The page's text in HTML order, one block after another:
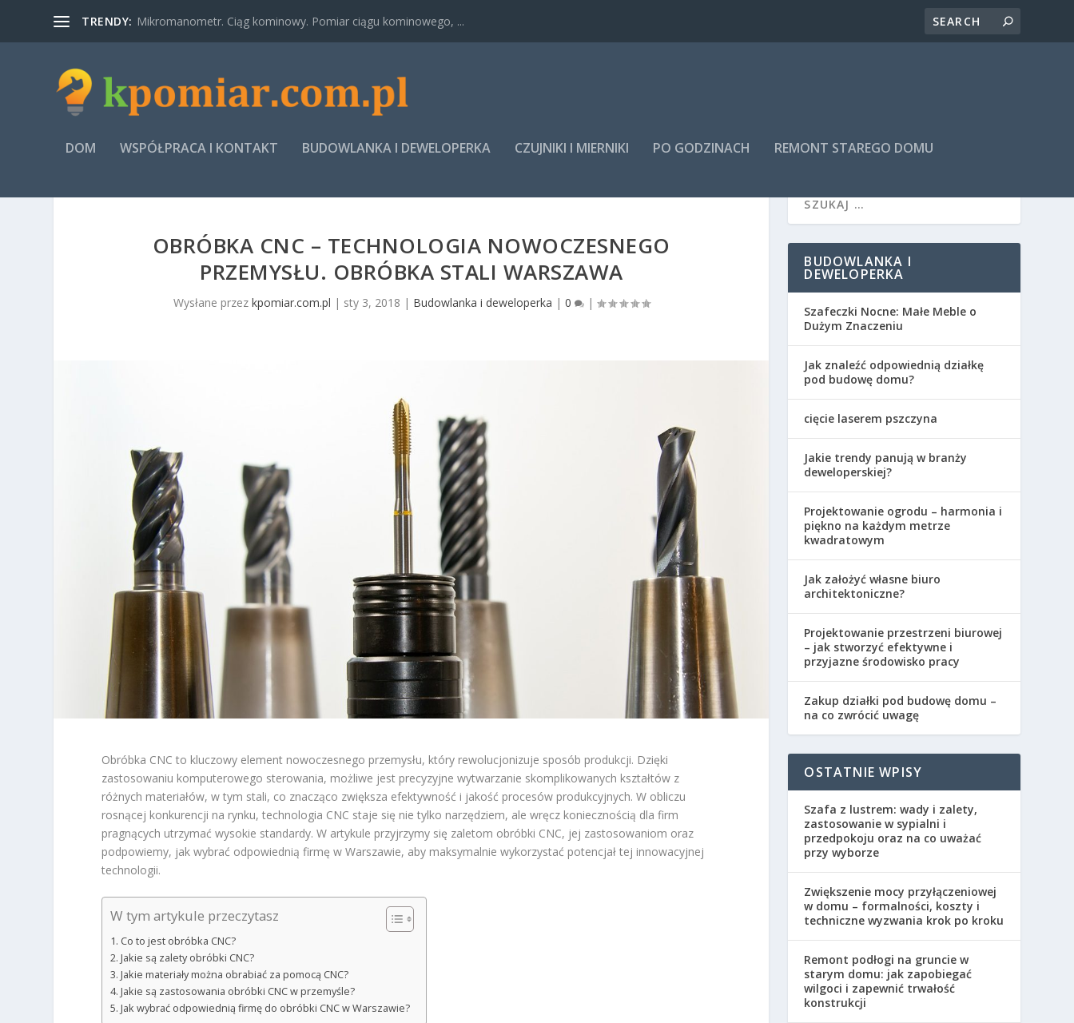
TRENDY: Mikromanometr. Ciąg kominowy. Pomiar ciągu kominowego, ...
DOM WSPÓŁPRACA I KONTAKT BUDOWLANKA I DEWELOPERKA CZUJNIKI I MIERNIKI PO GODZINACH REMONT STAREGO DOMU
OBRÓBKA CNC – TECHNOLOGIA NOWOCZESNEGO
PRZEMYSŁU. OBRÓBKA STALI WARSZAWA
Wysłane przez kpomiar.com.pl | sty 3, 2018 | Budowlanka i deweloperka | 0 |
Obróbka CNC to kluczowy element nowoczesnego przemysłu, który rewolucjonizuje sposób produkcji. Dzięki
zastosowaniu komputerowego sterowania, możliwe jest precyzyjne wytwarzanie skomplikowanych kształtów z
różnych materiałów, w tym stali, co znacząco zwiększa efektywność i jakość procesów produkcyjnych. W obliczu
rosnącej konkurencji na rynku, technologia CNC staje się nie tylko narzędziem, ale wręcz koniecznością dla firm
pragnących utrzymać wysokie standardy. W artykule przyjrzymy się zaletom obróbki CNC, jej zastosowaniom oraz
podpowiemy, jak wybrać odpowiednią firmę w Warszawie, aby maksymalnie wykorzystać potencjał tej innowacyjnej
technologii.
W tym artykule przeczytasz
Co to jest obróbka CNC?
Jakie są zalety obróbki CNC?
Jakie materiały można obrabiać za pomocą CNC?
Jakie są zastosowania obróbki CNC w przemyśle?
Jak wybrać odpowiednią firmę do obróbki CNC w Warszawie?
BUDOWLANKA I
DEWELOPERKA
Szafeczki Nocne: Małe Meble o
Dużym Znaczeniu
Jak znaleźć odpowiednią działkę
pod budowę domu?
cięcie laserem pszczyna
Jakie trendy panują w branży
deweloperskiej?
Projektowanie ogrodu – harmonia i
piękno na każdym metrze
kwadratowym
Jak założyć własne biuro
architektoniczne?
Projektowanie przestrzeni biurowej
– jak stworzyć efektywne i
przyjazne środowisko pracy
Zakup działki pod budowę domu –
na co zwrócić uwagę
OSTATNIE WPISY
Szafa z lustrem: wady i zalety,
zastosowanie w sypialni i
przedpokoju oraz na co uważać
przy wyborze
Zwiększenie mocy przyłączeniowej
w domu – formalności, koszty i
techniczne wyzwania krok po kroku
Remont podłogi na gruncie w
starym domu: jak zapobiegać
wilgoci i zapewnić trwałość
konstrukcji